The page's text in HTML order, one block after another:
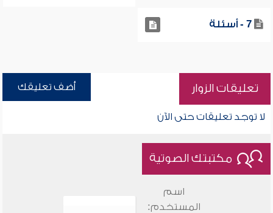
7 - أسئلة
تعليقات الزوار أضف تعليقك
لا توجد تعليقات حتى الآن
مكتبتك الصوتية
اسم
المستخدم: